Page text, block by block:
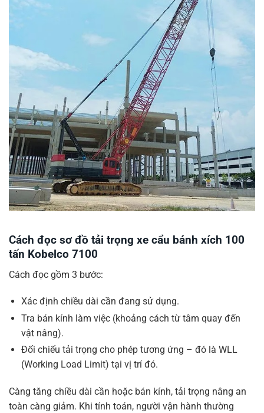
Cách đọc sơ đồ tải trọng xe cẩu bánh xích 100
tấn Kobelco 7100
Cách đọc gồm 3 bước:
Xác định chiều dài cần đang sử dụng.
Tra bán kính làm việc (khoảng cách từ tâm quay đến
vật nâng).
Đối chiếu tải trọng cho phép tương ứng – đó là WLL
(Working Load Limit) tại vị trí đó.
Càng tăng chiều dài cần hoặc bán kính, tải trọng nâng an
toàn càng giảm. Khi tính toán, người vận hành thường